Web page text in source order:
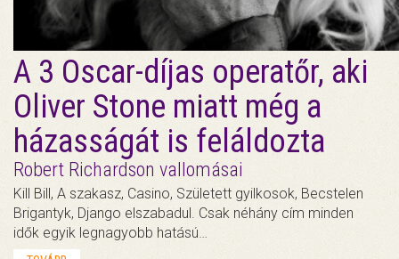
A 3 Oscar-díjas operatőr, aki
Oliver Stone miatt még a
házasságát is feláldozta
Robert Richardson vallomásai
Kill Bill, A szakasz, Casino, Született gyilkosok, Becstelen
Brigantyk, Django elszabadul. Csak néhány cím minden
idők egyik legnagyobb hatású…